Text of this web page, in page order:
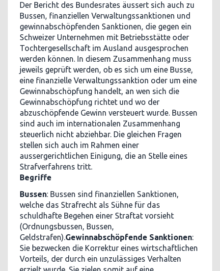
Der Bericht des Bundesrates äussert sich auch zu
Bussen, finanziellen Verwaltungssanktionen und
gewinnabschöpfenden Sanktionen, die gegen ein
Schweizer Unternehmen mit Betriebsstätte oder
Tochtergesellschaft im Ausland ausgesprochen
werden können. In diesem Zusammenhang muss
jeweils geprüft werden, ob es sich um eine Busse,
eine finanzielle Verwaltungssanktion oder um eine
Gewinnabschöpfung handelt, an wen sich die
Gewinnabschöpfung richtet und wo der
abzuschöpfende Gewinn versteuert wurde. Bussen
sind auch im internationalen Zusammenhang
steuerlich nicht abziehbar. Die gleichen Fragen
stellen sich auch im Rahmen einer
aussergerichtlichen Einigung, die an Stelle eines
Strafverfahrens tritt.
Begriffe
Bussen: Bussen sind finanziellen Sanktionen,
welche das Strafrecht als Sühne für das
schuldhafte Begehen einer Straftat vorsieht
(Ordnungsbussen, Bussen,
Geldstrafen).Gewinnabschöpfende Sanktionen:
Sie bezwecken die Korrektur eines wirtschaftlichen
Vorteils, der durch ein unzulässiges Verhalten